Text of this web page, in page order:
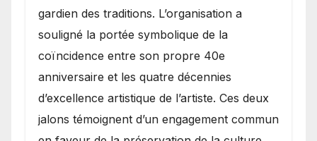
gardien des traditions. L’organisation a
souligné la portée symbolique de la
coïncidence entre son propre 40e
anniversaire et les quatre décennies
d’excellence artistique de l’artiste. Ces deux
jalons témoignent d’un engagement commun